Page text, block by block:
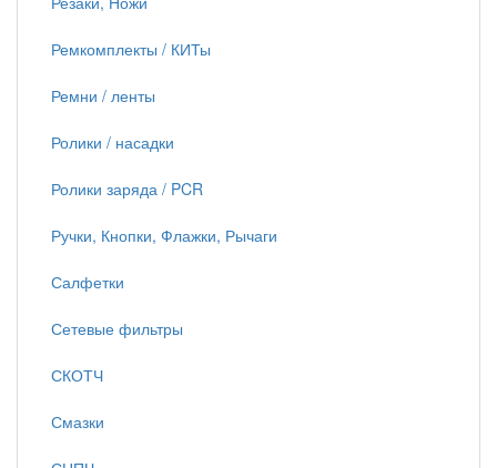
Ремкомплекты / КИТы
Ремни / ленты
Ролики / насадки
Ролики заряда / PCR
Ручки, Кнопки, Флажки, Рычаги
Салфетки
Сетевые фильтры
СКОТЧ
Смазки